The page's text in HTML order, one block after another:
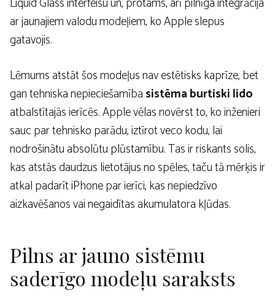
ar jaunajiem valodu modeļiem, ko Apple slepus
gatavojis.
Lēmums atstāt šos modeļus nav estētisks kaprīze, bet
gan tehniska nepieciešamībasistēma burtiski lido
atbalstītajās ierīcēs. Apple vēlas novērst to, ko inženieri
sauc par tehnisko parādu, iztīrot veco kodu, lai
nodrošinātu absolūtu plūstamību. Tas ir riskants solis,
kas atstās daudzus lietotājus no spēles, taču tā mērķis ir
atkal padarīt iPhone par ierīci, kas nepiedzīvo
aizkavēšanos vai negaidītas akumulatora kļūdas.
Pilns ar jauno sistēmu
saderīgo modeļu saraksts